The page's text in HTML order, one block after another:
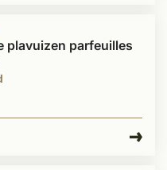
plavuizen parfeuilles